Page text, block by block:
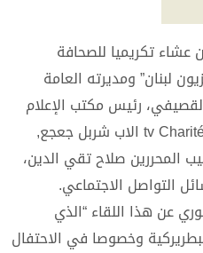
عشاء تكريميا للصحافة
لبنان” ومديرته العامة
رئيس مكتب الإعلام
في رئاسة الجمهورية رفيق شلالا، مدير المركز الكاثوليكي للاعلام المونسنيور عبده أبو كسم، المدير العام tv Charité الاب شربل جعجع,
المحررين صلاح تقي الدين،
التواصل الاجتماعي.
عن هذا اللقاء “الذي
وخصوصا في الاحتفال